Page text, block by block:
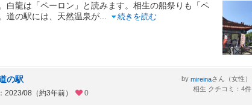
白龍は「ペーロン」と読みます。相生の船祭りも「ペ
道の駅には、天然温泉が
続きを読む
の駅
2023/08（約3年前） 0
by mireinaさん（女性）
相生 クチコミ：4件